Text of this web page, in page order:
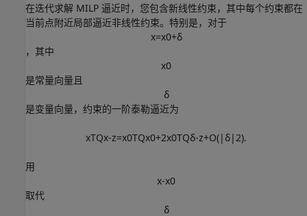
在迭代求解 MILP 逼近时，您包含新线性约束，其中每个约束都在
当前点附近局部逼近非线性约束。特别是，对于
x=x0+δ
，其中
x0
是常量向量且
δ
是变量向量，约束的一阶泰勒逼近为
xTQx-z=x0TQx0+2x0TQδ-z+O(| δ| 2).
用
x-x0
取代
δ